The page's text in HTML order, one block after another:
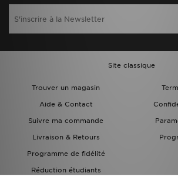
Site classique
Trouver un magasin
Aide & Contact
Suivre ma commande
Livraison & Retours
Programme de fidélité
Réduction étudiants